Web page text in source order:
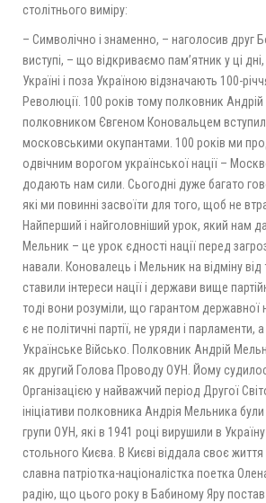
столітнього виміру:
– Символічно і знаменно, – наголосив друг
виступі, – що відкриваємо пам’ятник у ці
Україні і поза Україною відзначають 100-
Революції. 100 років тому полковник
полковником Євгеном Коновальцем
московськими окупантами. 100 років ми
одвічним ворогом української нації –
додають нам сили. Сьогодні дуже багато
які ми повинні засвоїти для того, щоб не
Найперший і найголовніший урок, який нам
Мельник – це урок єдності нації перед
навали. Коновалець і Мельник на відміну від
ставили інтереси нації і держави вище
тоді вони розуміли, що гарантом державної
є не політичні партії, не уряди і парламенти,
Українське Військо. Полковник Андрій
як другий Голова Проводу ОУН. Йому
Організацією у найважчий період Другої
ініціативи полковника Андрія Мельника
групи ОУН, які в 1941 році вирушили в
стольного Києва. В Києві віддала своє
славна патріотка-націоналістка поетка Олена
радію, що цього року в Бабиному Яру постав